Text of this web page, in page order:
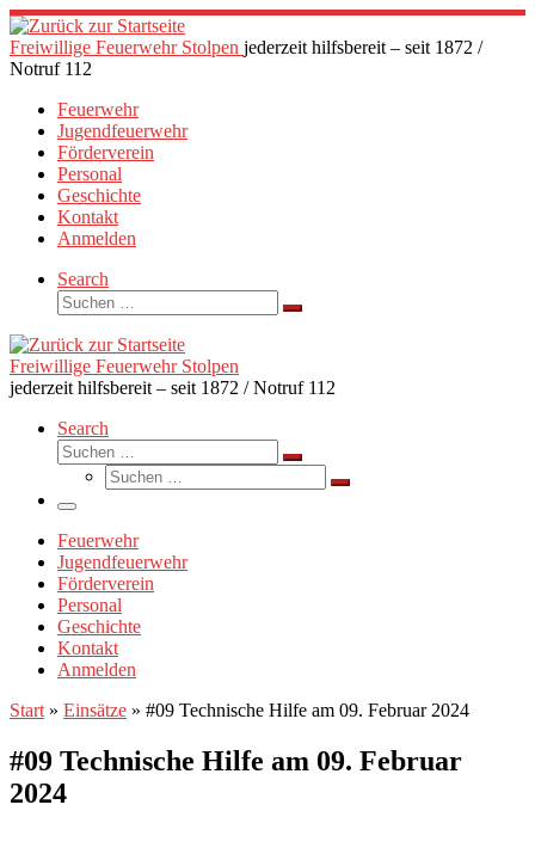
Zum
Inhalt
springen
Freiwillige Feuerwehr Stolpen jederzeit hilfsbereit – seit 1872 /
Notruf 112
Feuerwehr
Jugendfeuerwehr
Förderverein
Personal
Geschichte
Kontakt
Anmelden
Search
Suche
Suchen …
Freiwillige Feuerwehr Stolpen
jederzeit hilfsbereit – seit 1872 / Notruf 112
Search
Suche
Suchen …
Suche
Suchen …
Menü
Feuerwehr
Jugendfeuerwehr
Förderverein
Personal
Geschichte
Kontakt
Anmelden
Start » Einsätze » #09 Technische Hilfe am 09. Februar 2024
#09 Technische Hilfe am 09. Februar
2024